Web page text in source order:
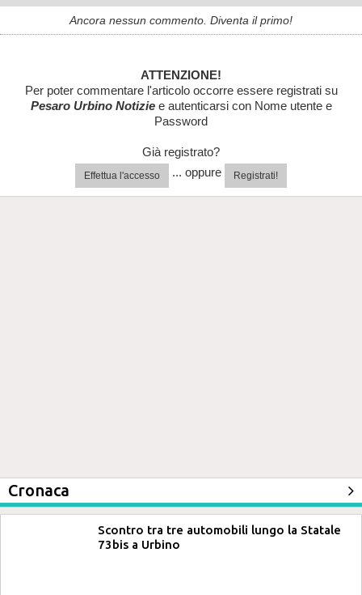
Ancora nessun commento. Diventa il primo!
ATTENZIONE!
Per poter commentare l'articolo occorre essere registrati su
Pesaro Urbino Notiziee autenticarsi con Nome utente e
Password
Già registrato?
Effettua l'accesso ... oppure Registrati!
Cronaca
Scontro tra tre automobili lungo la Statale
73bis a Urbino